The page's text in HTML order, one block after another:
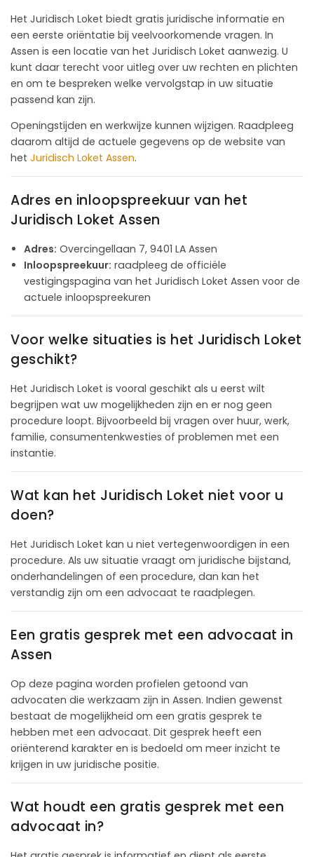
Het Juridisch Loket biedt gratis juridische informatie en
een eerste oriëntatie bij veelvoorkomende vragen. In
Assen is een locatie van het Juridisch Loket aanwezig. U
kunt daar terecht voor uitleg over uw rechten en plichten
en om te bespreken welke vervolgstap in uw situatie
passend kan zijn.
Openingstijden en werkwijze kunnen wijzigen. Raadpleeg
daarom altijd de actuele gegevens op de website van
het Juridisch Loket Assen.
Adres en inloopspreekuur van het
Juridisch Loket Assen
Adres: Overcingellaan 7, 9401 LA Assen
Inloopspreekuur: raadpleeg de officiële
vestigingspagina van het Juridisch Loket Assen voor de
actuele inloopspreekuren
Voor welke situaties is het Juridisch Loket
geschikt?
Het Juridisch Loket is vooral geschikt als u eerst wilt
begrijpen wat uw mogelijkheden zijn en er nog geen
procedure loopt. Bijvoorbeeld bij vragen over huur, werk,
familie, consumentenkwesties of problemen met een
instantie.
Wat kan het Juridisch Loket niet voor u
doen?
Het Juridisch Loket kan u niet vertegenwoordigen in een
procedure. Als uw situatie vraagt om juridische bijstand,
onderhandelingen of een procedure, dan kan het
verstandig zijn om een advocaat te raadplegen.
Een gratis gesprek met een advocaat in
Assen
Op deze pagina worden profielen getoond van
advocaten die werkzaam zijn in Assen. Indien gewenst
bestaat de mogelijkheid om een gratis gesprek te
hebben met een advocaat. Dit gesprek heeft een
oriënterend karakter en is bedoeld om meer inzicht te
krijgen in uw juridische positie.
Wat houdt een gratis gesprek met een
advocaat in?